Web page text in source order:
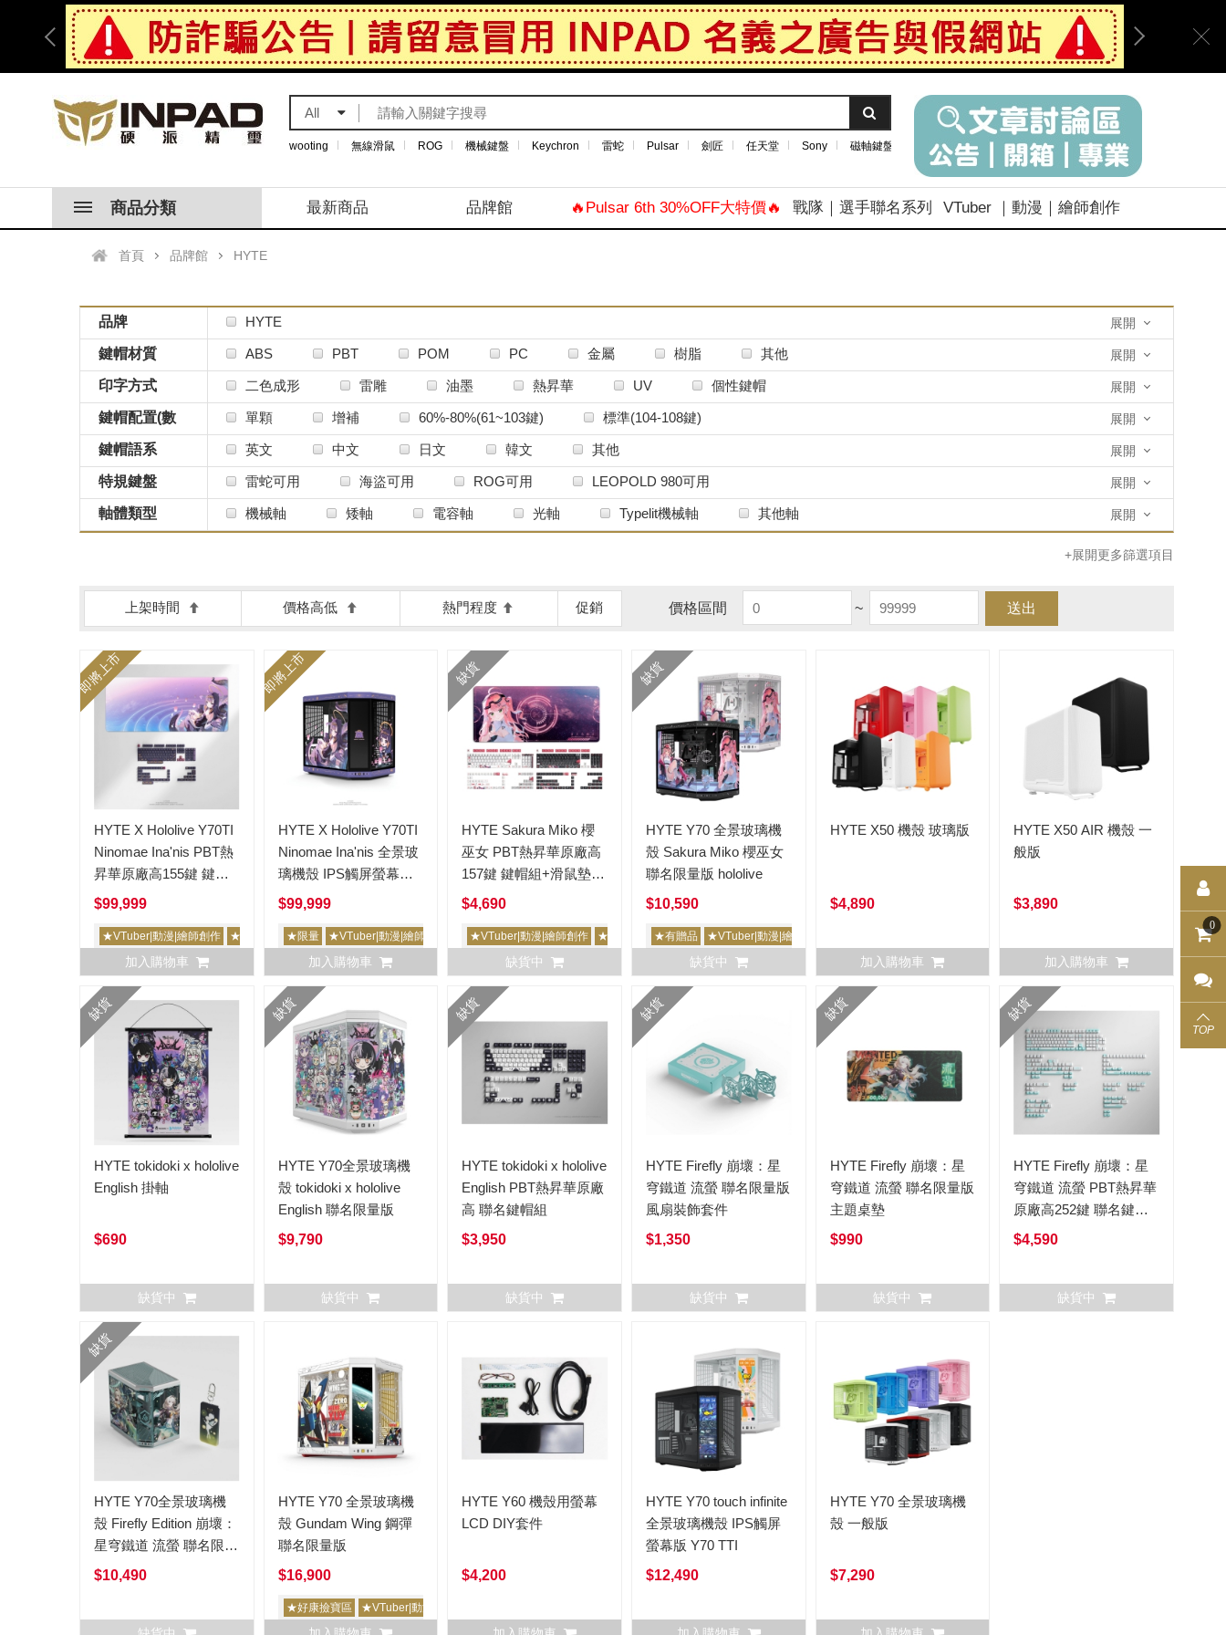
All
wooting 無線滑鼠 ROG 機械鍵盤 Keychron 雷蛇 Pulsar 劍匠 任天堂 Sony 磁軸鍵盤
商品分類 最新商品 品牌館 🔥Pulsar 6th 30%OFF大特價🔥 戰隊｜選手聯名系列 VTuber ｜動漫｜繪師創作
首頁 品牌館 HYTE
品牌 HYTE 展開
鍵帽材質 ABS PBT POM PC 金屬 樹脂 其他 展開
印字方式 二色成形 雷雕 油墨 熱昇華 UV 個性鍵帽 展開
鍵帽配置(數
量)
單顆 增補 60%-80%(61~103鍵) 標準(104-108鍵) 展開
鍵帽語系 英文 中文 日文 韓文 其他 展開
特規鍵盤 雷蛇可用 海盜可用 ROG可用 LEOPOLD 980可用 展開
軸體類型 機械軸 矮軸 電容軸 光軸 Typelit機械軸 其他軸 展開
+展開更多篩選項目
上架時間 價格高低 熱門程度 促銷 價格區間 ~ 送出
即將上市
HYTE X Hololive Y70TI
Ninomae Ina'nis PBT熱
昇華原廠高155鍵 鍵帽
組+滑鼠墊 聯名限量版
$99,999
★VTuber|動漫|繪師創作 ★限量
加入購物車
即將上市
HYTE X Hololive Y70TI
Ninomae Ina'nis 全景玻
璃機殼 IPS觸屏螢幕版
一伊那爾栖
$99,999
★限量 ★VTuber|動漫|繪師創作
加入購物車
缺貨
HYTE Sakura Miko 櫻
巫女 PBT熱昇華原廠高
157鍵 鍵帽組+滑鼠墊
聯名限量版 hololive
$4,690
★VTuber|動漫|繪師創作 ★限量
缺貨中
缺貨
HYTE Y70 全景玻璃機
殼 Sakura Miko 櫻巫女
聯名限量版 hololive
$10,590
★有贈品 ★VTuber|動漫|繪師創作
缺貨中
HYTE X50 機殼 玻璃版
$4,890
加入購物車
HYTE X50 AIR 機殼 一
般版
$3,890
加入購物車
缺貨
HYTE tokidoki x hololive
English 掛軸
$690
缺貨中
缺貨
HYTE Y70全景玻璃機
殼 tokidoki x hololive
English 聯名限量版
$9,790
缺貨中
缺貨
HYTE tokidoki x hololive
English PBT熱昇華原廠
高 聯名鍵帽組
$3,950
缺貨中
缺貨
HYTE Firefly 崩壞：星
穹鐵道 流螢 聯名限量版
風扇裝飾套件
$1,350
缺貨中
缺貨
HYTE Firefly 崩壞：星
穹鐵道 流螢 聯名限量版
主題桌墊
$990
缺貨中
缺貨
HYTE Firefly 崩壞：星
穹鐵道 流螢 PBT熱昇華
原廠高252鍵 聯名鍵帽
組
$4,590
缺貨中
缺貨
HYTE Y70全景玻璃機
殼 Firefly Edition 崩壞：
星穹鐵道 流螢 聯名限量
版
$10,490
HYTE Y70 全景玻璃機
殼 Gundam Wing 鋼彈
聯名限量版
$16,900
★好康撿寶區 ★VTuber|動漫|繪師創作
HYTE Y60 機殼用螢幕
LCD DIY套件
$4,200
HYTE Y70 touch infinite
全景玻璃機殼 IPS觸屏
螢幕版 Y70 TTI
$12,490
HYTE Y70 全景玻璃機
殼 一般版
$7,290
0
TOP